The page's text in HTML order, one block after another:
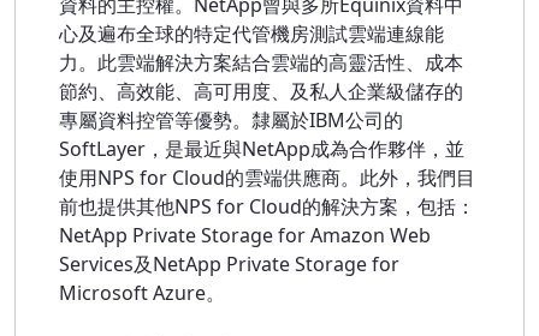
心及遍布全球的特定代管機房測試雲端連線能
力。此雲端解決方案結合雲端的高靈活性、成本
節約、高效能、高可用度、及私人企業級儲存的
專屬資料控管等優勢。隸屬於IBM公司的
SoftLayer，是最近與NetApp成為合作夥伴，並
使用NPS for Cloud的雲端供應商。此外，我們目
前也提供其他NPS for Cloud的解決方案，包括：
NetApp Private Storage for Amazon Web
Services及NetApp Private Storage for
Microsoft Azure。